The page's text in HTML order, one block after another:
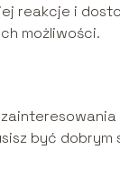
reakcje i
możliwości.
być dobrym